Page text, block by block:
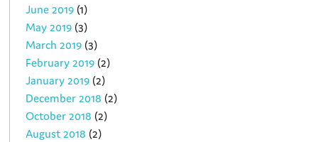
June 2019 (1)
May 2019 (3)
March 2019 (3)
February 2019 (2)
January 2019 (2)
December 2018 (2)
October 2018 (2)
August 2018 (2)